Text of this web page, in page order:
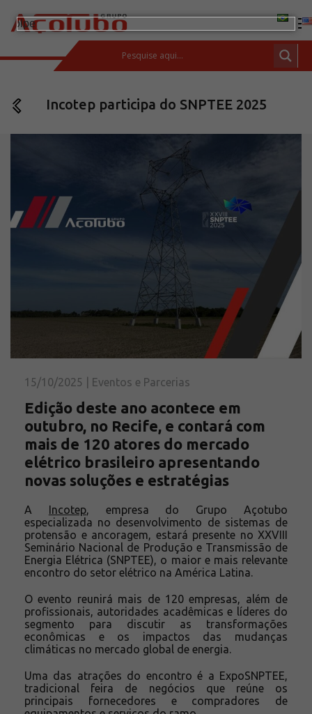
ESPAÇO DO CLIENTE
Produtos
Conexões e flanges
Aços Inoxidáveis
Incotep – Sistemas de Ancoragem
Qualidade
Planos de Financiamento
Compliance e LGPD
Ouvidoria
Blog
ESG
Trabalhe conosco
Incotep participa do SNPTEE 2025
15/10/2025 | Eventos e Parcerias
Edição deste ano acontece em
outubro, no Recife, e contará com
mais de 120 atores do mercado
elétrico brasileiro apresentando
novas soluções e estratégias
A Incotep, empresa do Grupo Açotubo
especializada no desenvolvimento de sistemas de
protensão e ancoragem, estará presente no XXVIII
Seminário Nacional de Produção e Transmissão de
Energia Elétrica (SNPTEE), o maior e mais relevante
encontro do setor elétrico na América Latina.
O evento reunirá mais de 120 empresas, além de
profissionais, autoridades acadêmicas e líderes do
segmento para discutir as transformações
econômicas e os impactos das mudanças
climáticas no mercado global de energia.
Uma das atrações do encontro é a ExpoSNPTEE,
tradicional feira de negócios que reúne os
principais fornecedores e compradores de